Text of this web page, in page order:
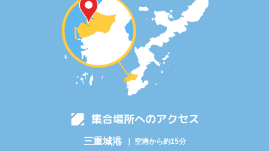
集合場所へのアクセス
三重城港 ｜ 空港から約15分